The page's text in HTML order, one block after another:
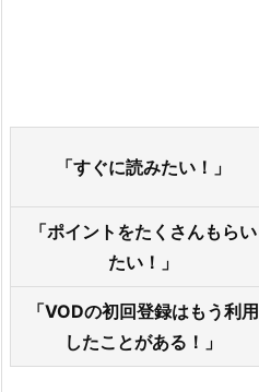
「すぐに読みたい！」
「ポイントをたくさんもらい
たい！」
「VODの初回登録はもう利用
したことがある！」